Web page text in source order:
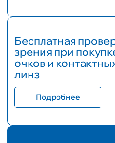
Бесплатная
зрения при
очков и
линз
Подробнее